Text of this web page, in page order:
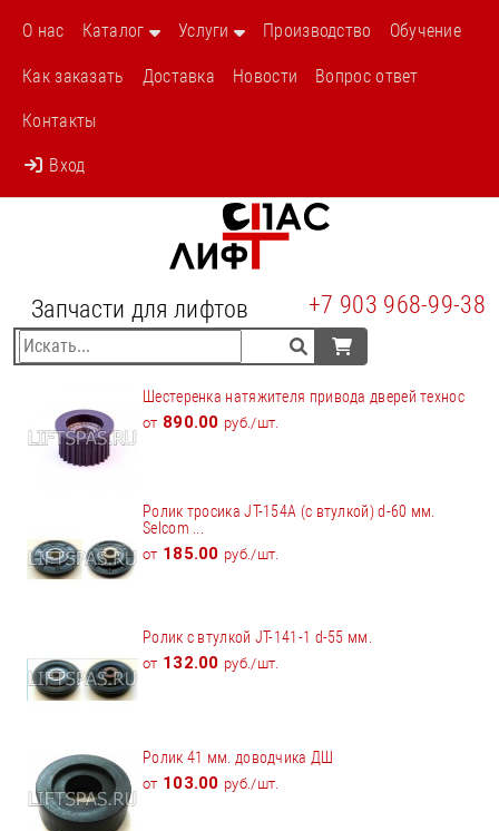
О нас Каталог Услуги Производство Обучение
Как заказать Доставка Новости Вопрос ответ
Контакты
Вход
Запчасти для лифтов +7 903 968-99-38
Шестеренка натяжителя привода дверей технос
от 890.00 руб./шт.
Ролик тросика JT-154А (с втулкой) d-60 мм.
Selcom ...
от 185.00 руб./шт.
Ролик с втулкой JT-141-1 d-55 мм.
от 132.00 руб./шт.
Ролик 41 мм. доводчика ДШ
от 103.00 руб./шт.